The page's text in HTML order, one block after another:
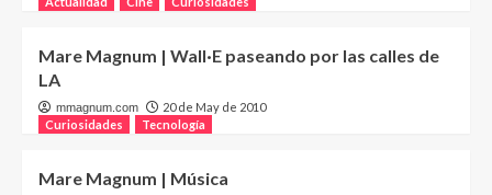
Mare Magnum | Wall·E paseando por las calles de
LA
mmagnum.com
20 de May de 2010
Curiosidades
Tecnología
Mare Magnum | Música